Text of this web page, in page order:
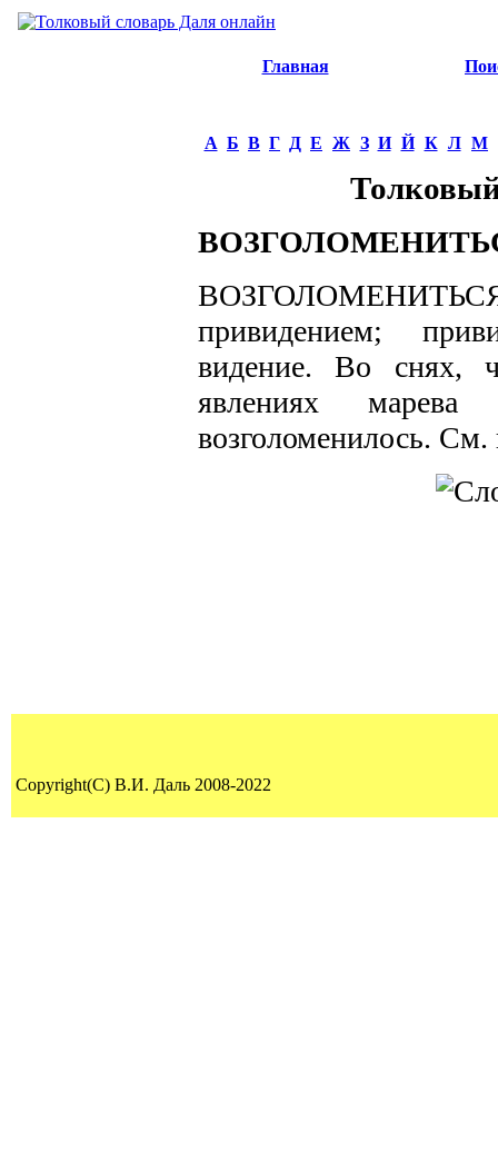
Главная
А Б В Г Д Е Ж З И Й К Л М
привидением;
видение. Во снях,
явлениях
возголоменилось. См.
Copyright(C) В.И. Даль 2008-2022